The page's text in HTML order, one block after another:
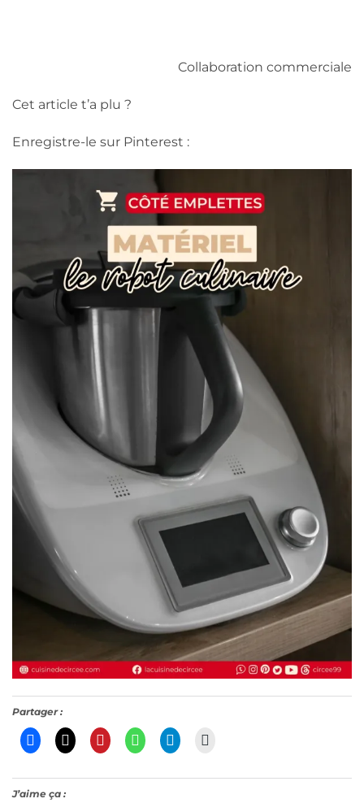
Collaboration commerciale
Cet article t’a plu ?
Enregistre-le sur Pinterest :
Partager :
J’aime ça :